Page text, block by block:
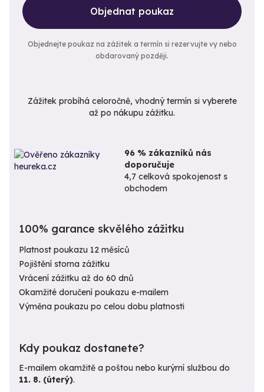
Objednat poukaz
Objednejte poukaz na zážitek a termín si rezervujte vy nebo
obdarovaný později.
Zážitek probíhá celoročně, vhodný termín si vyberete
až po nákupu zážitku.
96 % zákazníků nás
doporučuje
4,7 celková spokojenost s
obchodem
100% garance skvělého zážitku
Platnost poukazu 12 měsíců
Pojištění storna zážitku
Vrácení zážitku až do 60 dnů
Okamžité doručení poukazu e-mailem
Výměna poukazu po celou dobu platnosti
Kdy poukaz dostanete?
E-mailem okamžitě a poštou nebo kurýrní službou do
11. 8. (úterý).